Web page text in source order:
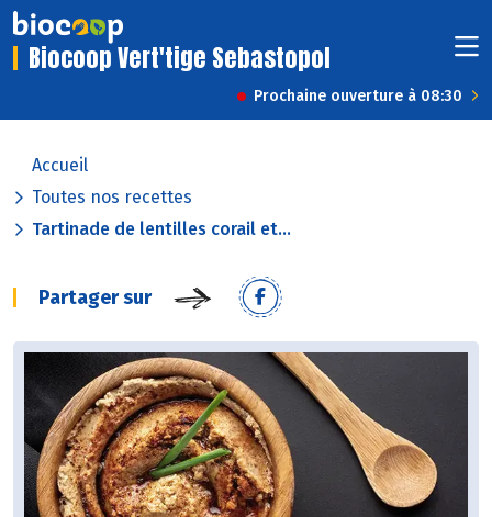
Biocoop Vert'tige Sebastopol
Prochaine ouverture à 08:30
Accueil
Toutes nos recettes
Tartinade de lentilles corail et...
Partager sur